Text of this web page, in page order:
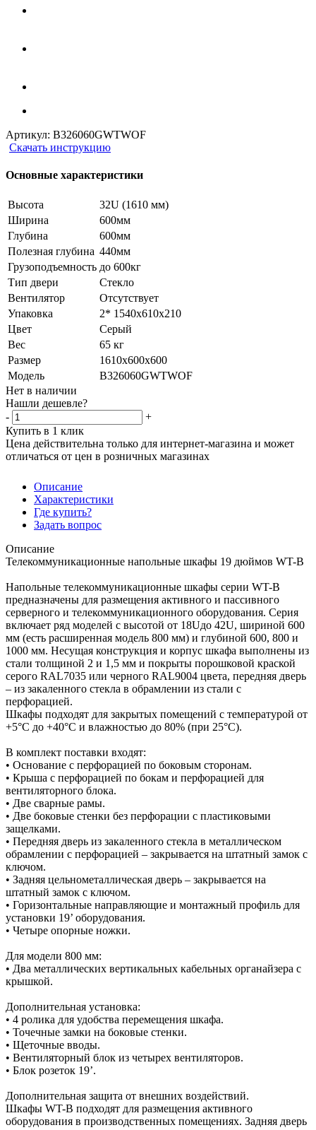
Артикул: B326060GWTWOF
Скачать инструкцию
Основные характеристики
Высота
32U (1610 мм)
Ширина
600мм
Глубина
600мм
Полезная глубина 440мм
Грузоподъемность до 600кг
Тип двери
Стекло
Вентилятор
Отсутствует
Упаковка
2* 1540х610х210
Цвет
Серый
Вес
65 кг
Размер
1610х600х600
Модель
B326060GWTWOF
Нет в наличии
Нашли дешевле?
-
+
Купить в 1 клик
Цена действительна только для интернет-магазина и может
отличаться от цен в розничных магазинах
Описание
Характеристики
Где купить?
Задать вопрос
Описание
Телекоммуникационные напольные шкафы 19 дюймов WT-B
Напольные телекоммуникационные шкафы серии WT-B
предназначены для размещения активного и пассивного
серверного и телекоммуникационного оборудования. Серия
включает ряд моделей с высотой от 18Uдо 42U, шириной 600
мм (есть расширенная модель 800 мм) и глубиной 600, 800 и
1000 мм. Несущая конструкция и корпус шкафа выполнены из
стали толщиной 2 и 1,5 мм и покрыты порошковой краской
серого RAL7035 или черного RAL9004 цвета, передняя дверь
– из закаленного стекла в обрамлении из стали с
перфорацией.
Шкафы подходят для закрытых помещений с температурой от
+5°C до +40°C и влажностью до 80% (при 25°C).
В комплект поставки входят:
• Основание с перфорацией по боковым сторонам.
• Крыша с перфорацией по бокам и перфорацией для
вентиляторного блока.
• Две сварные рамы.
• Две боковые стенки без перфорации с пластиковыми
защелками.
• Передняя дверь из закаленного стекла в металлическом
обрамлении с перфорацией – закрывается на штатный замок с
ключом.
• Задняя цельнометаллическая дверь – закрывается на
штатный замок с ключом.
• Горизонтальные направляющие и монтажный профиль для
установки 19’ оборудования.
• Четыре опорные ножки.
Для модели 800 мм:
• Два металлических вертикальных кабельных органайзера с
крышкой.
Дополнительная установка:
• 4 ролика для удобства перемещения шкафа.
• Точечные замки на боковые стенки.
• Щеточные вводы.
• Вентиляторный блок из четырех вентиляторов.
• Блок розеток 19’.
Дополнительная защита от внешних воздействий.
Шкафы WT-B подходят для размещения активного
оборудования в производственных помещениях. Задняя дверь